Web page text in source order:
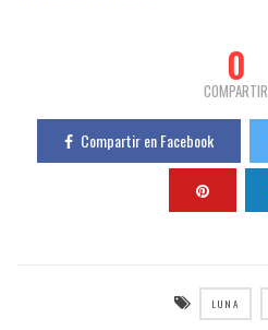
0
COMPARTIR
Compartir en Facebook
LUNA